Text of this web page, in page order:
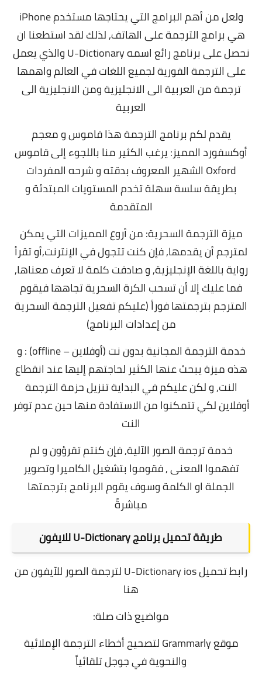
ولعل من أهم البرامج التي يحتاجها مستخدم iPhone
هي برامج الترجمة على الهاتف,لذلك لقد استطعنا ان
نحصل على برنامج رائع اسمه U-Dictionary والذي يعمل
على الترجمة الفورية لجميع اللغات في العالم واهمها
ترجمة من العربية الى الانجليزية ومن الانجليزية الى
العربية
يقدم لكم برنامج الترجمة هذا قاموس و معجم
أوكسفورد المميز: يرغب الكثير منا باللجوء إلى قاموس
Oxford الشهير المعروف بدقته و شرحه المفردات
بطريقة سلسة سهلة تخدم المستويات المبتدئة و
المتقدمة
ميزة الترجمة السحرية: من أروع المميزات التي يمكن
لمترجم أن يقدمها, فإن كنت تتجول في الإنترنت,أو تقرأ
رواية باللغة الإنجليزية, و صادفت كلمة لا تعرف معناها,
فما عليك إلا أن تسحب الكرة السحرية تجاهها فيقوم
المترجم بترجمتها فوراً (عليكم تفعيل الترجمة السحرية
من إعدادات البرنامج)
خدمة الترجمة المجانية بدون نت (أوفلاين – offline) : و
هذه ميزة يبحث عنها الكثير لحاجتهم إليها عند انقطاع
النت, و لكن عليكم في البداية تنزيل حزمة الترجمة
أوفلاين لكي تتمكنوا من الاستفادة منها حين عدم توفر
النت
خدمة ترجمة الصور الآلية, فإن كنتم تقرؤون و لم
تفهموا المعنى , فقوموا بتشغيل الكاميرا وتصوير
الجملة او الكلمة وسوف يقوم البرنامج بترجمتها
مباشرةً
طريقة تحميل برنامج U-Dictionary للايفون
رابط تحميلU-Dictionary ios لترجمة الصور للآيفونمن
هنا
مواضيع ذات صلة:
موقع Grammarly لتصحيح أخطاء الترجمة الإملائية
والنحوية في جوجل تلقائياً